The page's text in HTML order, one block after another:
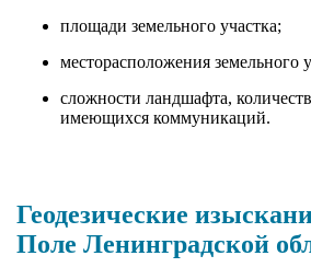
площади земельного участка;
месторасположения земельного
сложности ландшафта,
имеющихся коммуникаций.
Геодезические
Поле Ленинградской